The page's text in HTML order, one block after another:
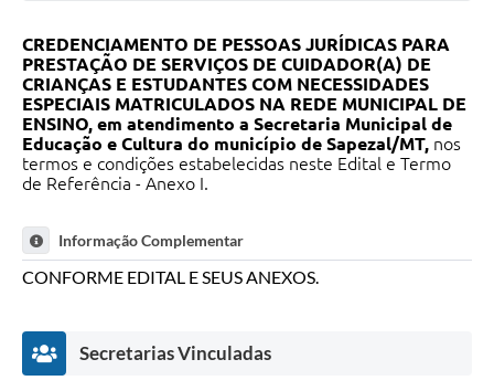
CREDENCIAMENTO DE PESSOAS JURÍDICAS PARA
PRESTAÇÃO DE SERVIÇOS DE CUIDADOR(A) DE
CRIANÇAS E ESTUDANTES COM NECESSIDADES
ESPECIAIS MATRICULADOS NA REDE MUNICIPAL DE
ENSINO, em atendimento a Secretaria Municipal de
Educação e Cultura do município de Sapezal/MT, nos
termos e condições estabelecidas neste Edital e Termo
de Referência - Anexo I.
Informação Complementar
CONFORME EDITAL E SEUS ANEXOS.
Secretarias Vinculadas